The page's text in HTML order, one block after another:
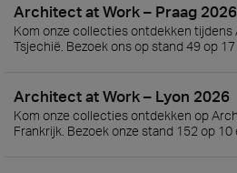
Architect at Work – Praag 2026
Kom onze collecties ontdekken tijdens
Tsjechië. Bezoek ons op stand 49 op 17
Architect at Work – Lyon 2026
Kom onze collecties ontdekken op
Frankrijk. Bezoek onze stand 152 op 10